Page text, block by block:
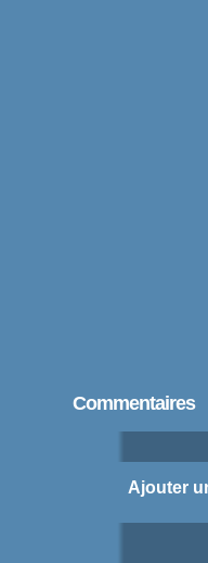
Commentaires
Ajouter